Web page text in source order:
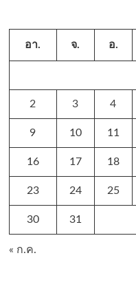
อา. จ. อ.
2 3 4
9 10 11
16 17 18
23 24 25
30 31
« ก.ค.